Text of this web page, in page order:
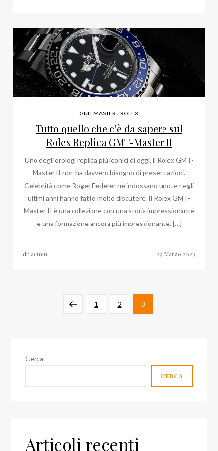
GMT MASTER , ROLEX
Tutto quello che c’è da sapere sul
Rolex Replica GMT-Master II
Uno degli orologi replica più iconici di oggi, il Rolex GMT-
Master II non ha davvero bisogno di presentazioni.
Celebrità come Roger Federer ne indossano uno, e negli
ultimi anni hanno fatto molto discutere. Il Rolex GMT-
Master II è una collezione con una storia impressionante
e una formazione ancora più impressionante. […]
di: admin
Paginazione
articoli
PaginaPagina
1 Pagina
2 Pagina
3
Cerca
CERCA
Articoli recenti